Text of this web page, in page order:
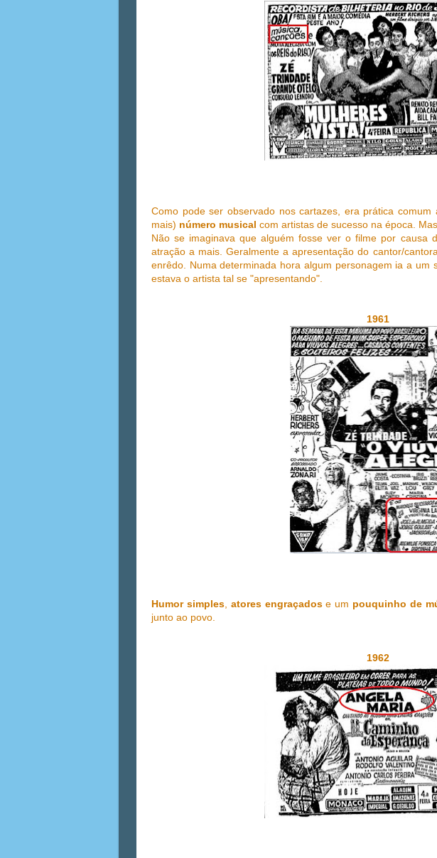
Como pode ser observado nos cartazes, era prática
mais) número musical com artistas de sucesso na época.
Não se imaginava que alguém fosse ver o filme por
atração a mais. Geralmente a apresentação do cantor/
enrêdo. Numa determinada hora algum personagem ia a um
estava o artista tal se "apresentando".
1961
Humor simples, atores engraçadose um pouquinho de
junto ao povo.
1962